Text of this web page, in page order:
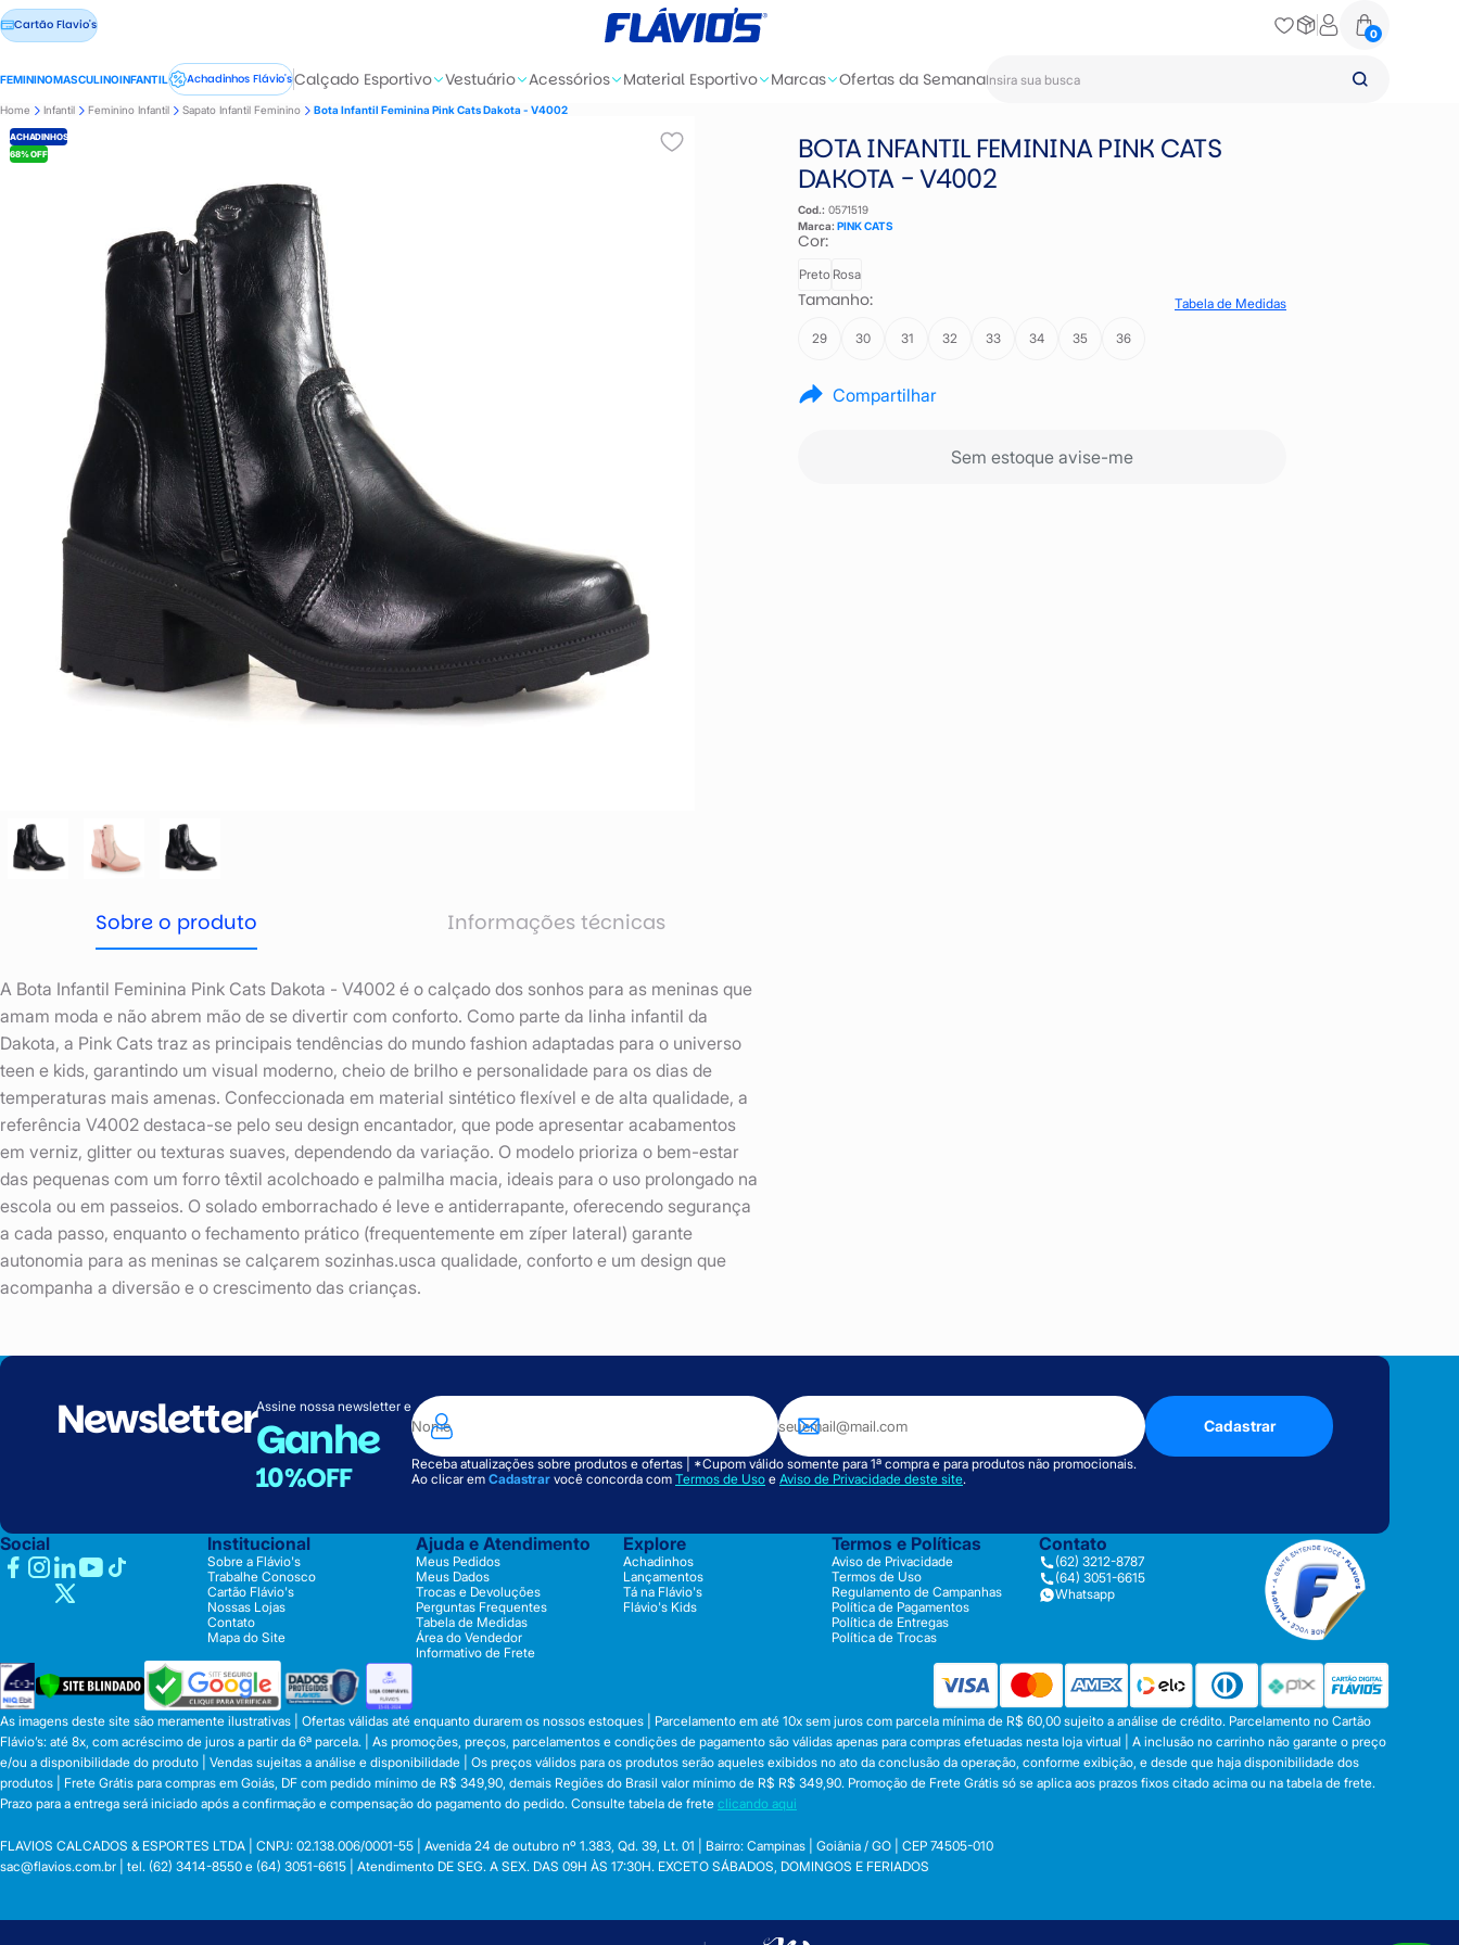
Cartão Flavio's
0
FEMININOMASCULINOINFANTIL Achadinhos Flávio'sCalçado Esportivo Vestuário Acessórios Material Esportivo Marcas Ofertas da Semana
Home Infantil Feminino Infantil Sapato Infantil Feminino Bota Infantil Feminina Pink Cats Dakota - V4002
68% OFF
ACHADINHOS
BOTA INFANTIL FEMININA PINK CATS
DAKOTA - V4002
Cod.: 0571519
Marca: PINK CATS
Cor:
Preto Rosa
Tamanho: Tabela de Medidas
29 30 31 32 33 34 35 36
Compartilhar
Sem estoque avise-me
Sobre o produto Informações técnicas
A Bota Infantil Feminina Pink Cats Dakota - V4002 é o calçado dos sonhos para as meninas que
amam moda e não abrem mão de se divertir com conforto. Como parte da linha infantil da
Dakota, a Pink Cats traz as principais tendências do mundo fashion adaptadas para o universo
teen e kids, garantindo um visual moderno, cheio de brilho e personalidade para os dias de
temperaturas mais amenas. Confeccionada em material sintético flexível e de alta qualidade, a
referência V4002 destaca-se pelo seu design encantador, que pode apresentar acabamentos
em verniz, glitter ou texturas suaves, dependendo da variação. O modelo prioriza o bem-estar
das pequenas com um forro têxtil acolchoado e palmilha macia, ideais para o uso prolongado na
escola ou em passeios. O solado emborrachado é leve e antiderrapante, oferecendo segurança
a cada passo, enquanto o fechamento prático (frequentemente em zíper lateral) garante
autonomia para as meninas se calçarem sozinhas.usca qualidade, conforto e um design que
acompanha a diversão e o crescimento das crianças.
NewsletterAssine nossa newsletter e
Ganhe
10%OFF
Cadastrar
Receba atualizações sobre produtos e ofertas | *Cupom válido somente para 1ª compra e para produtos não promocionais.
Ao clicar em Cadastrar você concorda com Termos de Uso e Aviso de Privacidade deste site.
Social Institucional
Sobre a Flávio's
Trabalhe Conosco
Cartão Flávio's
Nossas Lojas
Contato
Mapa do Site
Ajuda e Atendimento
Meus Pedidos
Meus Dados
Trocas e Devoluções
Perguntas Frequentes
Tabela de Medidas
Área do Vendedor
Informativo de Frete
Explore
Achadinhos
Lançamentos
Tá na Flávio's
Flávio's Kids
Termos e Políticas
Aviso de Privacidade
Termos de Uso
Regulamento de Campanhas
Política de Pagamentos
Política de Entregas
Política de Trocas
Contato
(62) 3212-8787
(64) 3051-6615
Whatsapp
As imagens deste site são meramente ilustrativas | Ofertas válidas até enquanto durarem os nossos estoques | Parcelamento em até 10x sem juros com parcela mínima de R$ 60,00 sujeito a análise de crédito. Parcelamento no Cartão
Flávio’s: até 8x, com acréscimo de juros a partir da 6ª parcela. | As promoções, preços, parcelamentos e condições de pagamento são válidas apenas para compras efetuadas nesta loja virtual | A inclusão no carrinho não garante o preço
e/ou a disponibilidade do produto | Vendas sujeitas a análise e disponibilidade | Os preços válidos para os produtos serão aqueles exibidos no ato da conclusão da operação, conforme exibição, e desde que haja disponibilidade dos
produtos | Frete Grátis para compras em Goiás, DF com pedido mínimo de R$ 349,90, demais Regiões do Brasil valor mínimo de R$ R$ 349,90. Promoção de Frete Grátis só se aplica aos prazos fixos citado acima ou na tabela de frete.
Prazo para a entrega será iniciado após a confirmação e compensação do pagamento do pedido. Consulte tabela de frete clicando aqui
FLAVIOS CALCADOS & ESPORTES LTDA | CNPJ: 02.138.006/0001-55 | Avenida 24 de outubro nº 1.383, Qd. 39, Lt. 01 | Bairro: Campinas | Goiânia / GO | CEP 74505-010
sac@flavios.com.br | tel. (62) 3414-8550 e (64) 3051-6615 | Atendimento DE SEG. A SEX. DAS 09H ÀS 17:30H. EXCETO SÁBADOS, DOMINGOS E FERIADOS